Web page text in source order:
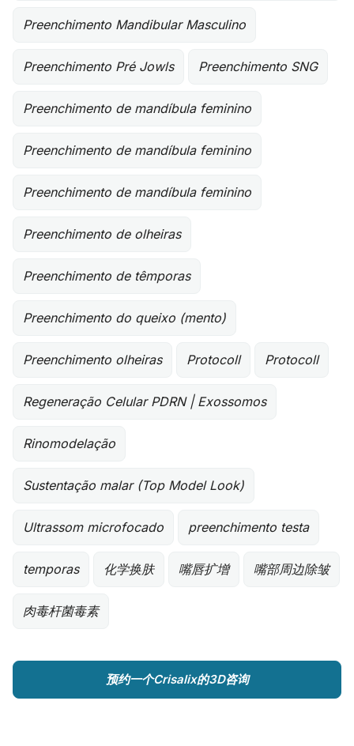
Preenchimento Mandibular Masculino
Preenchimento Pré Jowls Preenchimento SNG
Preenchimento de mandíbula feminino
Preenchimento de mandíbula feminino
Preenchimento de mandíbula feminino
Preenchimento de olheiras
Preenchimento de têmporas
Preenchimento do queixo (mento)
Preenchimento olheiras Protocoll Protocoll
Regeneração Celular PDRN | Exossomos
Rinomodelação
Sustentação malar (Top Model Look)
Ultrassom microfocado preenchimento testa
temporas 化学换肤 嘴唇扩增 嘴部周边除皱
肉毒杆菌毒素
预约一个Crisalix的3D咨询